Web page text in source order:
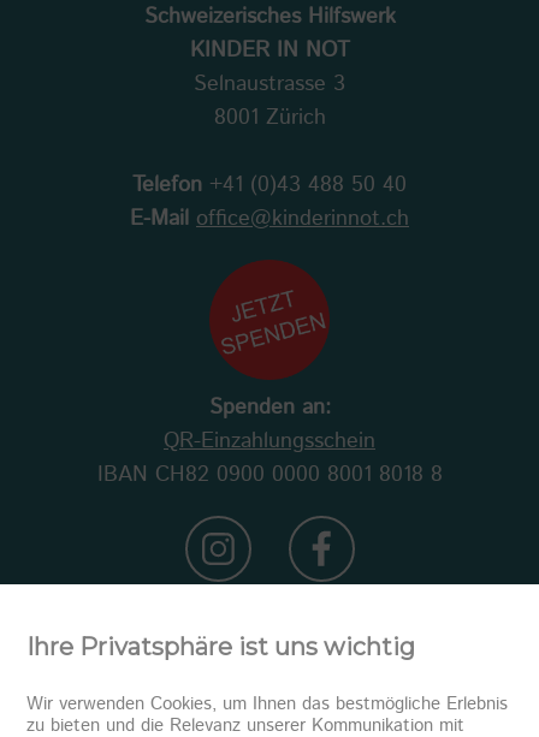
Schweizerisches Hilfswerk
KINDER IN NOT
Selnaustrasse 3
8001 Zürich
Telefon +41 (0)43 488 50 40
E-Mail office@kinderinnot.ch
Spenden an:
QR-Einzahlungsschein
IBAN CH82 0900 0000 8001 8018 8
Ihre Privatsphäre ist uns wichtig
Wir verwenden Cookies, um Ihnen das bestmögliche Erlebnis
zu bieten und die Relevanz unserer Kommunikation mit